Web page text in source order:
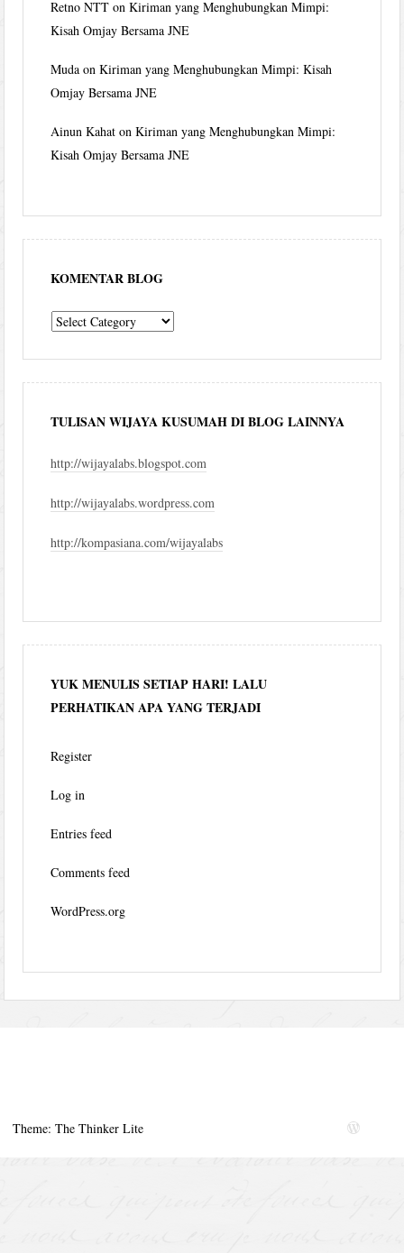
Retno NTT onKiriman yang Menghubungkan Mimpi:
Kisah Omjay Bersama JNE
Muda onKiriman yang Menghubungkan Mimpi: Kisah
Omjay Bersama JNE
Ainun Kahat onKiriman yang Menghubungkan Mimpi:
Kisah Omjay Bersama JNE
KOMENTAR BLOG
komentar
TULISAN WIJAYA KUSUMAH DI BLOG LAINNYA
http://wijayalabs.blogspot.com
http://wijayalabs.wordpress.com
http://kompasiana.com/wijayalabs
YUK MENULIS SETIAP HARI! LALU
PERHATIKAN APA YANG TERJADI
Register
Log in
Entries feed
Comments feed
WordPress.org
Theme: The Thinker Lite